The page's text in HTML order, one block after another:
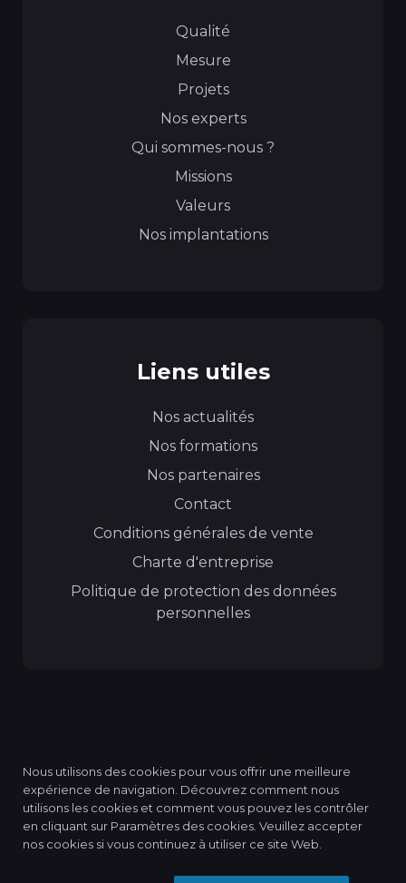
Qualité
Mesure
Projets
Nos experts
Qui sommes-nous ?
Missions
Valeurs
Nos implantations
Liens utiles
Nos actualités
Nos formations
Nos partenaires
Contact
Conditions générales de vente
Charte d'entreprise
Politique de protection des données
personnelles
© 2026 QMP MANAGEMENT, tous les droits sont
réservés.
Nous utilisons des cookies pour vous offrir une meilleure
expérience de navigation. Découvrez comment nous
utilisons les cookies et comment vous pouvez les contrôler
en cliquant sur Paramètres des cookies. Veuillez accepter
nos cookies si vous continuez à utiliser ce site Web.